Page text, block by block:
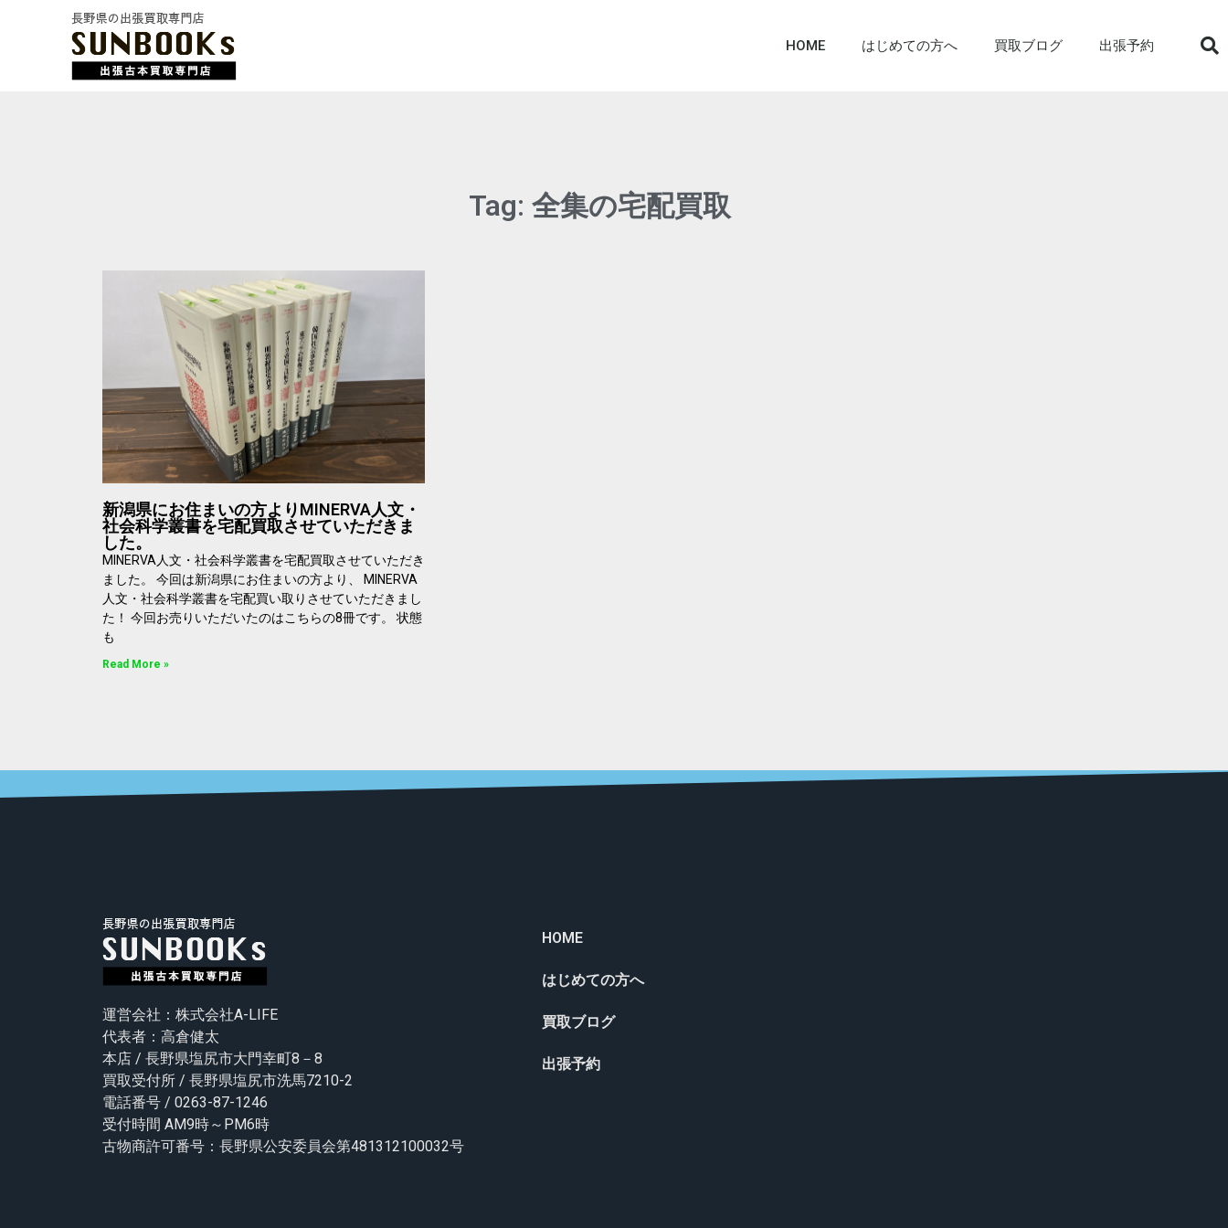
HOME はじめての方へ 買取ブログ 出張予約
Tag: 全集の宅配買取
新潟県にお住まいの方よりMINERVA人文・
社会科学叢書を宅配買取させていただきま
した。
MINERVA人文・社会科学叢書を宅配買取させていただき
ました。 今回は新潟県にお住まいの方より、 MINERVA
人文・社会科学叢書を宅配買い取りさせていただきまし
た！ 今回お売りいただいたのはこちらの8冊です。 状態
も
Read More »
運営会社：株式会社A-LIFE
代表者：高倉健太
本店 / 長野県塩尻市大門幸町8－8
買取受付所 / 長野県塩尻市洗馬7210-2
電話番号 / 0263-87-1246
受付時間 AM9時～PM6時
古物商許可番号：長野県公安委員会第481312100032号
HOME
はじめての方へ
買取ブログ
出張予約